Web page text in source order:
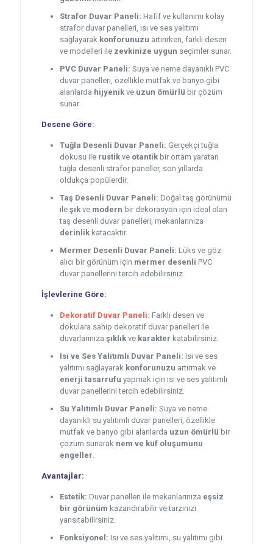
Strafor Duvar Paneli: Hafif ve kullanımı kolay
strafor duvar panelleri, ısı ve ses yalıtımı
sağlayarak konforunuzu artırırken, farklı desen
ve modelleri ile zevkinize uygun seçimler sunar.
PVC Duvar Paneli: Suya ve neme dayanıklı PVC
duvar panelleri, özellikle mutfak ve banyo gibi
alanlarda hijyenikve uzun ömürlü bir çözüm
sunar.
Desene Göre:
Tuğla Desenli Duvar Paneli: Gerçekçi tuğla
dokusu ile rustikve otantikbir ortam yaratan
tuğla desenli strafor paneller, son yıllarda
oldukça popülerdir.
Taş Desenli Duvar Paneli: Doğal taş görünümü
ile şıkve modern bir dekorasyon için ideal olan
taş desenli duvar panelleri, mekanlarınıza
derinlikkatacaktır.
Mermer Desenli Duvar Paneli: Lüks ve göz
alıcı bir görünüm için mermer desenli PVC
duvar panellerini tercih edebilirsiniz.
İşlevlerine Göre:
Dekoratif Duvar Paneli: Farklı desen ve
dokulara sahip dekoratif duvar panelleri ile
duvarlarınıza şıklıkve karakter katabilirsiniz.
Isı ve Ses Yalıtımlı Duvar Paneli: Isı ve ses
yalıtımı sağlayarak konforunuzu artırmak ve
enerji tasarrufu yapmak için ısı ve ses yalıtımlı
duvar panellerini tercih edebilirsiniz.
Su Yalıtımlı Duvar Paneli: Suya ve neme
dayanıklı su yalıtımlı duvar panelleri, özellikle
mutfak ve banyo gibi alanlarda uzun ömürlü bir
çözüm sunarak nem ve küf oluşumunu
engeller.
Avantajlar:
Estetik: Duvar panelleri ile mekanlarınıza eşsiz
bir görünüm kazandırabilir ve tarzınızı
yansıtabilirsiniz.
Fonksiyonel: Isı ve ses yalıtımı, su yalıtımı gibi